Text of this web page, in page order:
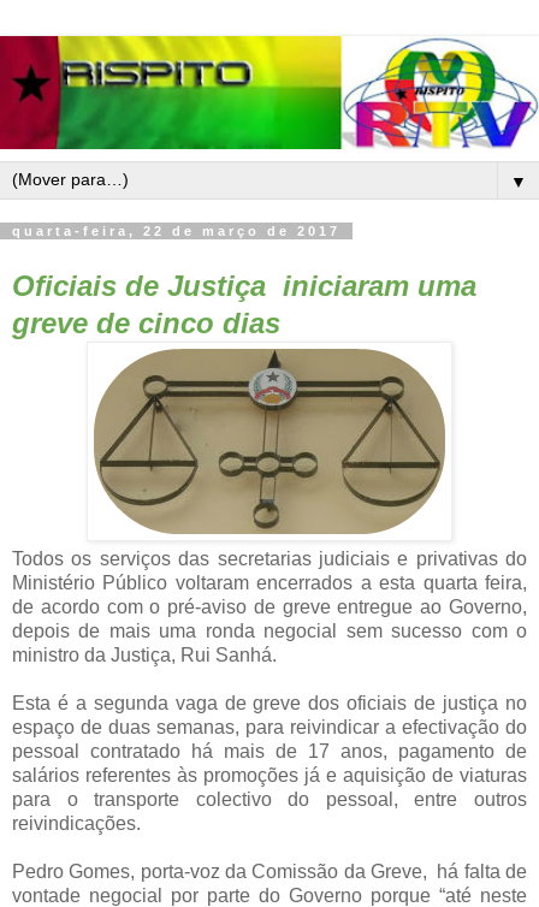
▼
quarta-feira, 22 de março de 2017
Oficiais de Justiça iniciaram uma
greve de cinco dias
Todos os serviços das secretarias judiciais e privativas do
Ministério Público voltaram encerrados a esta quarta feira,
de acordo com o pré-aviso de greve entregue ao Governo,
depois de mais uma ronda negocial sem sucesso com o
ministro da Justiça, Rui Sanhá.
Esta é a segunda vaga de greve dos oficiais de justiça no
espaço de duas semanas, para reivindicar a efectivação do
pessoal contratado há mais de 17 anos, pagamento de
salários referentes às promoções já e aquisição de viaturas
para o transporte colectivo do pessoal, entre outros
reivindicações.
Pedro Gomes, porta-voz da Comissão da Greve, há falta de
vontade negocial por parte do Governo porque “até neste